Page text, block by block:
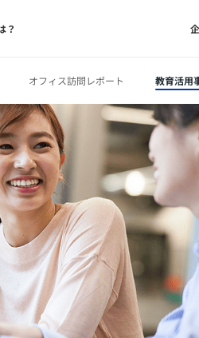
？
オフィス訪問レポート 教育活用